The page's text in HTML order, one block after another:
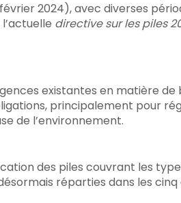
DPP et au-delà
2024), avec diverses
directive sur les piles
existantes en matière
principalement pour
de l’environnement.
des piles couvrant les
réparties dans les